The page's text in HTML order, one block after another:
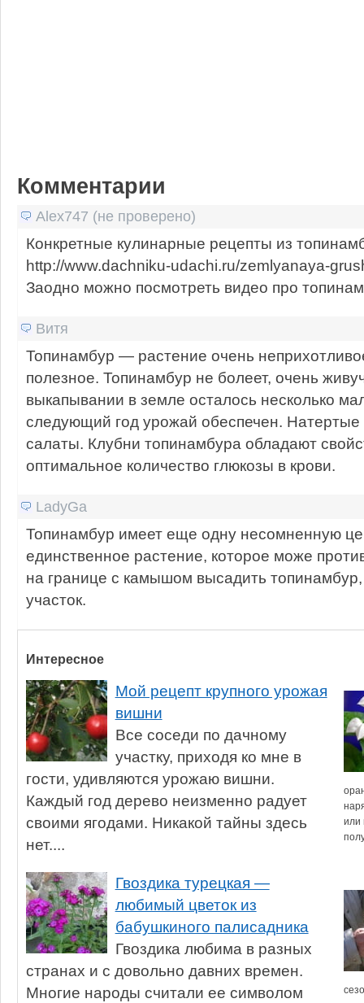
Комментарии
Alex747 (не проверено)
Конкретные кулинарные рецепты из
http://www.dachniku-udachi.ru/zemlyanaya-
‎Заодно можно посмотреть видео про
Витя
Топинамбур — растение очень
полезное. Топинамбур не болеет, очень
выкапывании в земле осталось несколько
следующий год урожай обеспечен. Натертые
салаты. Клубни топинамбура обладают
оптимальное количество глюкозы в крови.
LadyGa
Топинамбур имеет еще одну несомненную
единственное растение, которое може
на границе с камышом высадить
участок.
Интересное
Мой рецепт крупного урожая
вишни
Все соседи по дачному
участку, приходя ко мне в
гости, удивляются урожаю вишни.
Каждый год дерево неизменно радует
своими ягодами. Никакой тайны здесь
нет....
или
Гвоздика турецкая —
любимый цветок из
бабушкиного палисадника
Гвоздика любима в разных
странах и с довольно давних времен.
Многие народы считали ее символом